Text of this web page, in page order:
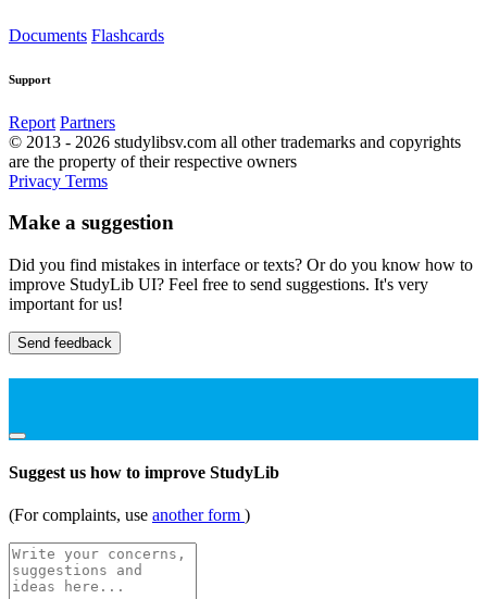
Documents Flashcards
Support
Report Partners
© 2013 - 2026 studylibsv.com all other trademarks and copyrights
are the property of their respective owners
Privacy Terms
Make a suggestion
Did you find mistakes in interface or texts? Or do you know how to
improve StudyLib UI? Feel free to send suggestions. It's very
important for us!
Send feedback
Suggest us how to improve StudyLib
(For complaints, use another form )